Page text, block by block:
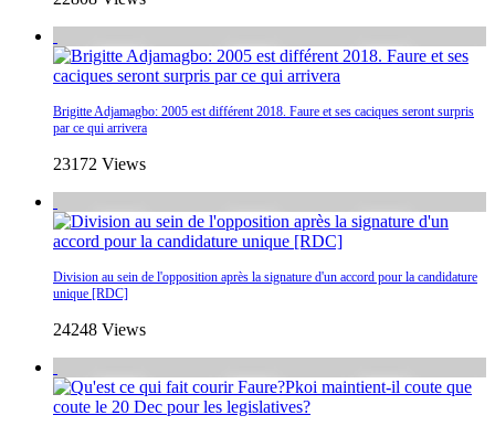
Brigitte Adjamagbo: 2005 est différent 2018. Faure et ses caciques seront surpris
par ce qui arrivera
23172 Views
Division au sein de l'opposition après la signature d'un accord pour la candidature
unique [RDC]
24248 Views